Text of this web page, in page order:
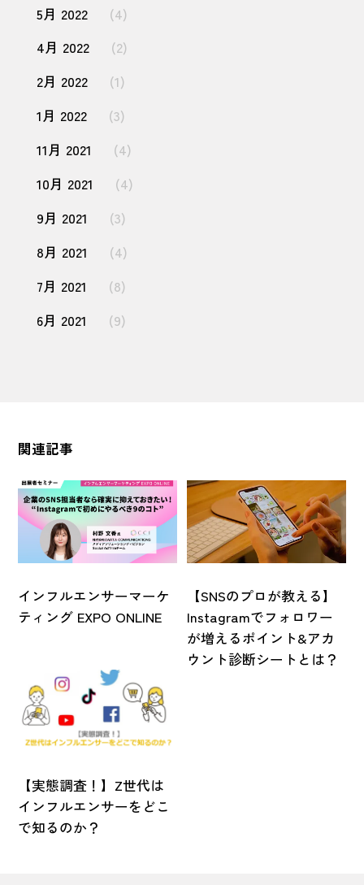
5月 2022
(4)
4月 2022
(2)
2月 2022
(1)
1月 2022
(3)
11月 2021
(4)
10月 2021
(4)
9月 2021
(3)
8月 2021
(4)
7月 2021
(8)
6月 2021
(9)
関連記事
インフルエンサーマーケ
ティング EXPO ONLINE
【SNSのプロが教える】
Instagramでフォロワー
が増えるポイント&アカ
ウント診断シートとは？
【実態調査！】Z世代は
インフルエンサーをどこ
で知るのか？